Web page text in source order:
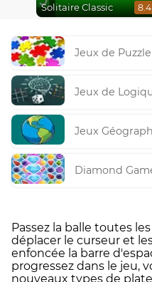
Solitaire Classic 8.4
Jeux de Puzzle
Jeux de
Jeux
Diamond
Passez la balle toutes
déplacer le curseur et
enfoncée la barre
progressez dans le jeu,
nouveaux types de